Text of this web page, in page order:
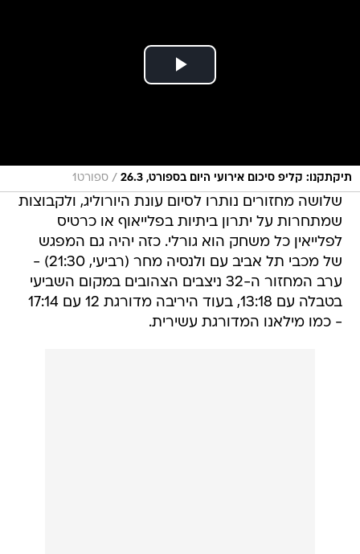
תיקתקנו: קליפ סיכום אירועי היום בספורט, 26.3 / ספורט1
שלושה מחזורים נותרו לסיום עונת היורוליג, ולקבוצות
שמתחרות על יתרון ביתיות בפלייאוף או כרטיס
לפלייאין כל משחק הוא גורלי. כזה יהיה גם המפגש
של מכבי תל אביב עם ולנסיה מחר (רביעי, 21:30) -
ערב המחזור ה-32 ניצבים הצהובים במקום השביעי
בטבלה עם 13:18, בעוד היריבה מדורגת 12 עם 17:14
- כמו מילאנו המדורגת עשירית.